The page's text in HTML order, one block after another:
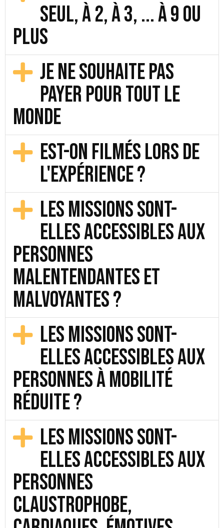
seul, à 2, à 3, ... à 9 ou
plus
Je ne souhaite pas
payer pour tout le
monde
Est-on filmés lors de
l'expérience ?
Les missions sont-
elles accessibles aux
personnes
malentendantes et
malvoyantes ?
Les missions sont-
elles accessibles aux
personnes à mobilité
réduite ?
Les missions sont-
elles accessibles aux
personnes
claustrophobe,